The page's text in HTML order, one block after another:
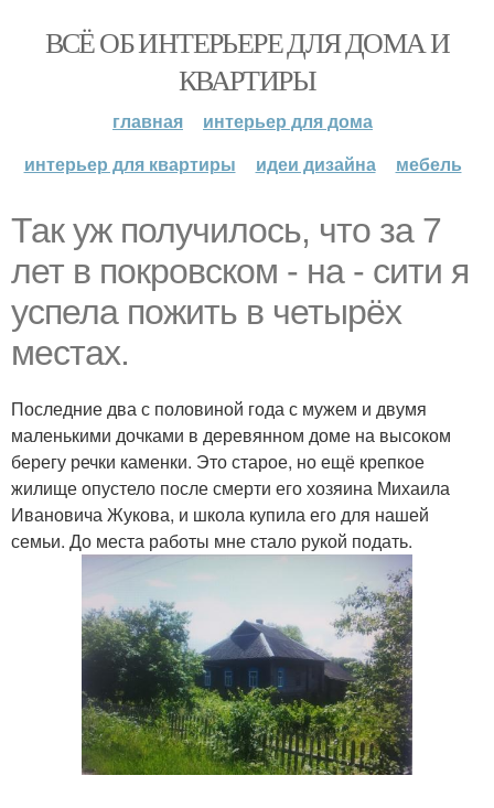
ВСЁ ОБ ИНТЕРЬЕРЕ ДЛЯ ДОМА И
КВАРТИРЫ
главная
интерьер для дома
интерьер для квартиры
идеи дизайна мебель
Так уж получилось, что за 7
лет в покровском - на - сити я
успела пожить в четырёх
местах.
Последние два с половиной года с мужем и двумя
маленькими дочками в деревянном доме на высоком
берегу речки каменки. Это старое, но ещё крепкое
жилище опустело после смерти его хозяина Михаила
Ивановича Жукова, и школа купила его для нашей
семьи. До места работы мне стало рукой подать.